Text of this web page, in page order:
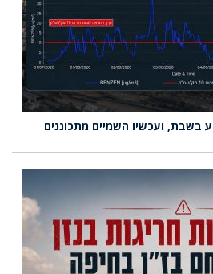
בשבת, ועכשיו השמיים מתכוננים